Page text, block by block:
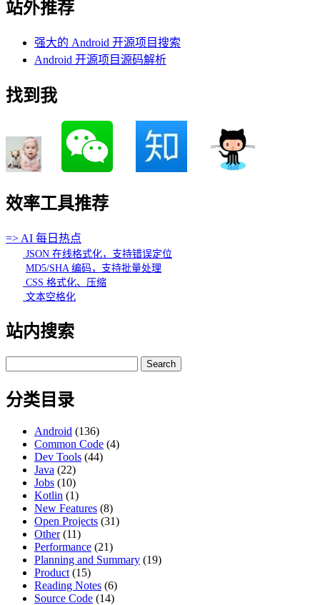
站外推荐
强大的 Android 开源项目搜索
Android 开源项目源码解析
找到我
效率工具推荐
=> AI 每日热点
JSON 在线格式化，支持错误定位
MD5/SHA 编码，支持批量处理
CSS 格式化、压缩
文本空格化
站内搜索
for:
分类目录
Android (136)
Common Code (4)
Dev Tools (44)
Java (22)
Jobs (10)
Kotlin (1)
New Features (8)
Open Projects (31)
Other(11)
Performance (21)
Planning and Summary (19)
Product (15)
Reading Notes (6)
Source Code (14)